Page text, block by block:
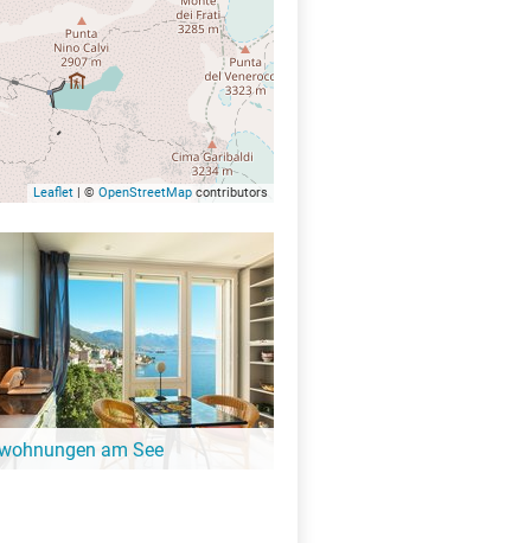
Leaflet | © OpenStreetMap contributors
am See